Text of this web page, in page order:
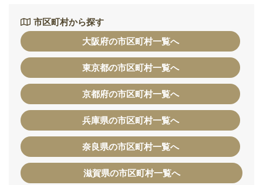
市区町村から探す
大阪府の市区町村一覧へ
東京都の市区町村一覧へ
京都府の市区町村一覧へ
兵庫県の市区町村一覧へ
奈良県の市区町村一覧へ
滋賀県の市区町村一覧へ